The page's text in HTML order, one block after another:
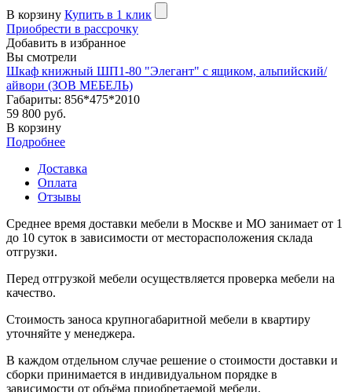
В корзину Купить в 1 клик
Приобрести в рассрочку
Добавить в избранное
Вы смотрели
Шкаф книжный ШП1-80 "Элегант" с ящиком, альпийский/
айвори (ЗОВ МЕБЕЛЬ)
Габариты: 856*475*2010
59 800 руб.
В корзину
Подробнее
Доставка
Оплата
Отзывы
Среднее время доставки мебели в Москве и МО занимает от 1
до 10 суток в зависимости от месторасположения склада
отгрузки.
Перед отгрузкой мебели осуществляется проверка мебели на
качество.
Стоимость заноса крупногабаритной мебели в квартиру
уточняйте у менеджера.
В каждом отдельном случае решение о стоимости доставки и
сборки принимается в индивидуальном порядке в
зависимости от объёма приобретаемой мебели.